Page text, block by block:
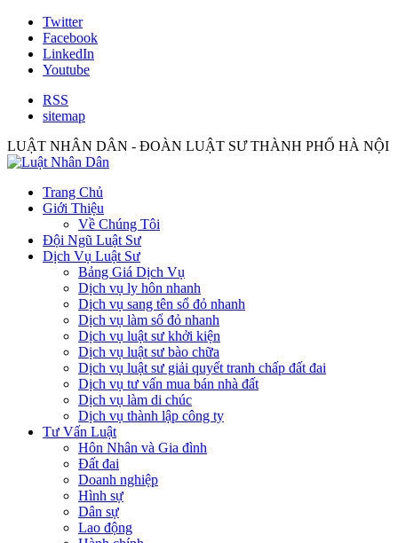
Twitter
Facebook
LinkedIn
Youtube
RSS
sitemap
LUẬT NHÂN DÂN - ĐOÀN LUẬT SƯ THÀNH PHỐ HÀ NỘI
Trang Chủ
Giới Thiệu
Về Chúng Tôi
Đội Ngũ Luật Sư
Dịch Vụ Luật Sư
Bảng Giá Dịch Vụ
Dịch vụ ly hôn nhanh
Dịch vụ sang tên sổ đỏ nhanh
Dịch vụ làm sổ đỏ nhanh
Dịch vụ luật sư khởi kiện
Dịch vụ luật sư bào chữa
Dịch vụ luật sư giải quyết tranh chấp đất đai
Dịch vụ tư vấn mua bán nhà đất
Dịch vụ làm di chúc
Dịch vụ thành lập công ty
Tư Vấn Luật
Hôn Nhân và Gia đình
Đất đai
Doanh nghiệp
Hình sự
Dân sự
Lao động